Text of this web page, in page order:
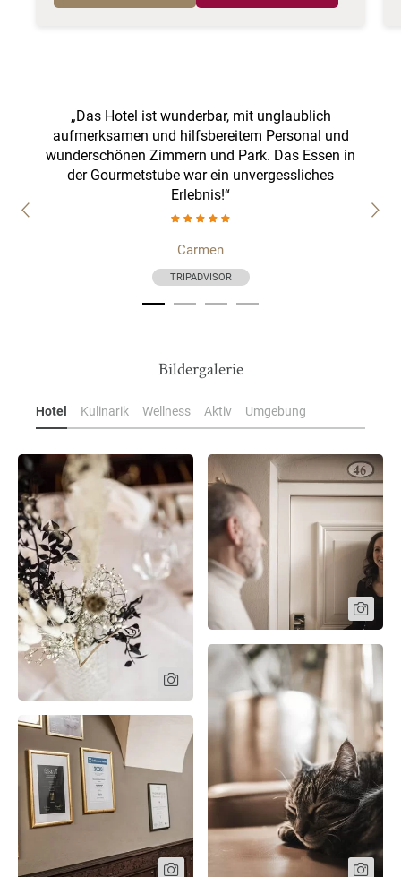
„Das Hotel ist wunderbar, mit unglaublich
aufmerksamen und hilfsbereitem Personal und
wunderschönen Zimmern und Park. Das Essen in
der Gourmetstube war ein unvergessliches
Erlebnis!“
Carmen
TRIPADVISOR
Bildergalerie
Hotel Kulinarik Wellness Aktiv Umgebung